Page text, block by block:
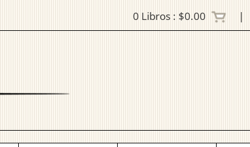
0 Libros : $0.00 |